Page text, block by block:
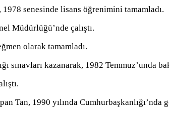
senesinde lisans öğrenimini tamamladı.
Müdürlüğü’nde çalıştı.
olarak tamamladı.
sınavları kazanarak, 1982 Temmuz’unda
Tan, 1990 yılında